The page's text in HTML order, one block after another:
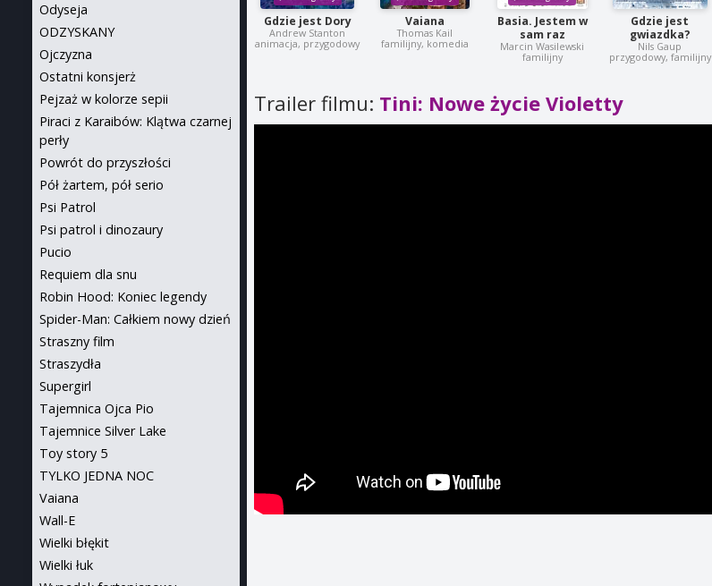
Gdzie jest Dory
Andrew Stanton
animacja, przygodowy
Vaiana
Thomas Kail
familijny, komedia
Basia. Jestem w
sam raz
Marcin Wasilewski
familijny
Gdzie jest
gwiazdka?
Nils Gaup
przygodowy, familijny
Trailer filmu: Tini: Nowe życie Violetty
Odyseja
ODZYSKANY
Ojczyzna
Ostatni konsjerż
Pejzaż w kolorze sepii
Piraci z Karaibów: Klątwa czarnej
perły
Powrót do przyszłości
Pół żartem, pół serio
Psi Patrol
Psi patrol i dinozaury
Pucio
Requiem dla snu
Robin Hood: Koniec legendy
Spider-Man: Całkiem nowy dzień
Straszny film
Straszydła
Supergirl
Tajemnica Ojca Pio
Tajemnice Silver Lake
Toy story 5
TYLKO JEDNA NOC
Vaiana
Wall-E
Wielki błękit
Wielki łuk